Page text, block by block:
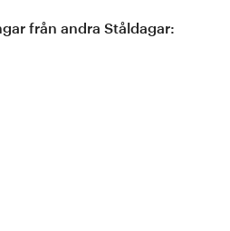
från andra Ståldagar: